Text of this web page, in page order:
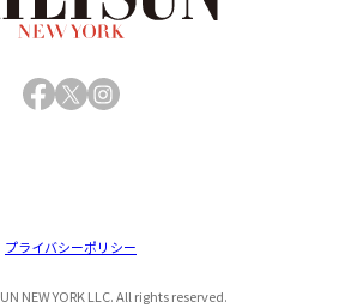
Facebook
X Instagram
NEW YORK LLC. All rights reserved.
プライバシーポリシー